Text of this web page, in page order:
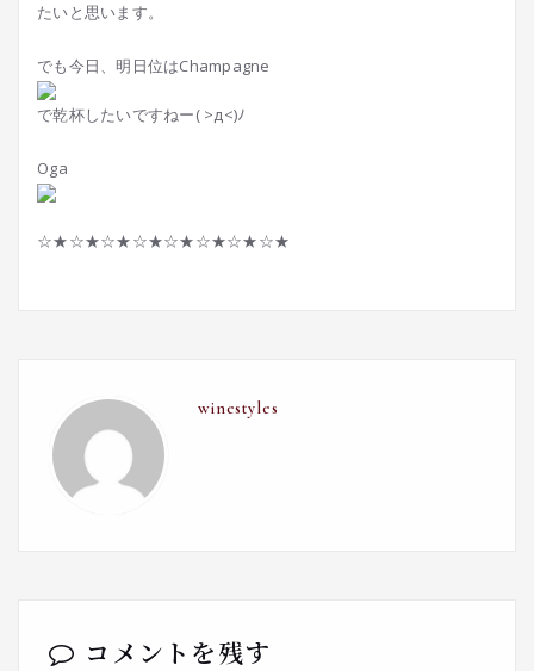
たいと思います。
でも今日、明日位はChampagne
で乾杯したいですねー( >д<)ﾉ
Oga
☆★☆★☆★☆★☆★☆★☆★☆★
winestyles
コメントを残す